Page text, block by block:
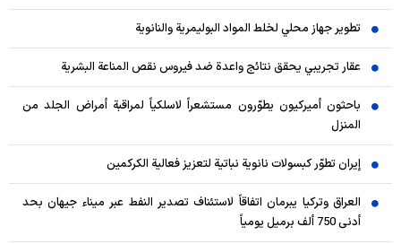
تطوير جهاز محلي لخلط المواد البوليمرية والنانوية
عقار تجريبي يحقق نتائج واعدة ضد فيروس نقص المناعة البشرية
باحثون أميركيون يطوّرون مستشعراً لاسلكياً لمراقبة أمراض الجلد من
المنزل
إيران تطوّر كبسولات نانوية نباتية لتعزيز فعالية الكركمين
العراق وتركيا يبرمان اتفاقاً لاستئناف تصدير النفط عبر ميناء جيهان بحد
أدنى 750 ألف برميل يومياً